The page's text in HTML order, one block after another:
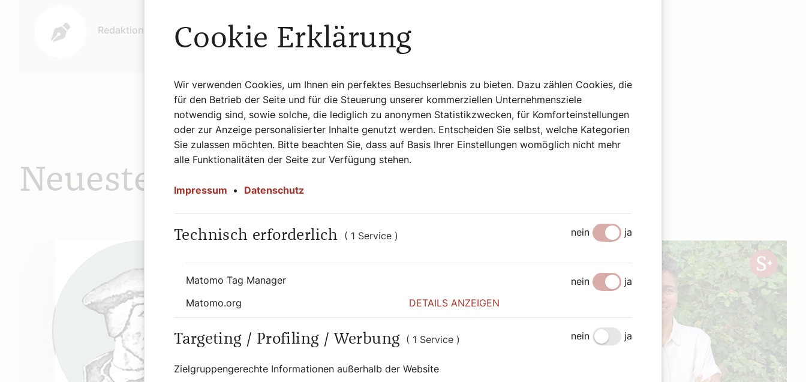
Redaktion
Neueste Beiträge
Cookie Erklärung
Wir verwenden Cookies, um Ihnen ein perfektes Besuchserlebnis zu bieten. Dazu zählen Cookies, die
für den Betrieb der Seite und für die Steuerung unserer kommerziellen Unternehmensziele
notwendig sind, sowie solche, die lediglich zu anonymen Statistikzwecken, für Komforteinstellungen
oder zur Anzeige personalisierter Inhalte genutzt werden. Entscheiden Sie selbst, welche Kategorien
Sie zulassen möchten. Bitte beachten Sie, dass auf Basis Ihrer Einstellungen womöglich nicht mehr
alle Funktionalitäten der Seite zur Verfügung stehen.
Impressum • Datenschutz
Technisch erforderlich ( 1 Service ) nein ja
Matomo Tag Manager nein
ja
Matomo.org
DETAILS ANZEIGEN
Targeting / Profiling / Werbung ( 1 Service )
Zielgruppengerechte Informationen außerhalb der Website
nein ja